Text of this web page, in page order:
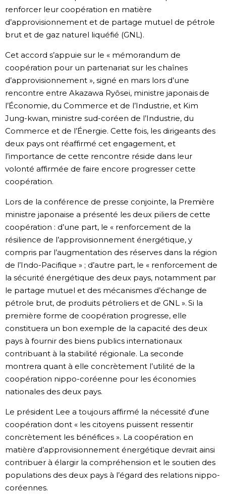
renforcer leur coopération en matière
d’approvisionnement et de partage mutuel de pétrole
brut et de gaz naturel liquéfié (GNL).
Cet accord s’appuie sur le « mémorandum de
coopération pour un partenariat sur les chaînes
d’approvisionnement », signé en mars lors d’une
rencontre entre Akazawa Ryôsei, ministre japonais de
l’Économie, du Commerce et de l’Industrie, et Kim
Jung-kwan, ministre sud-coréen de l’Industrie, du
Commerce et de l’Énergie. Cette fois, les dirigeants des
deux pays ont réaffirmé cet engagement, et
l’importance de cette rencontre réside dans leur
volonté affirmée de faire encore progresser cette
coopération.
Lors de la conférence de presse conjointe, la Première
ministre japonaise a présenté les deux piliers de cette
coopération : d’une part, le « renforcement de la
résilience de l’approvisionnement énergétique, y
compris par l’augmentation des réserves dans la région
de l’Indo-Pacifique » ; d’autre part, le « renforcement de
la sécurité énergétique des deux pays, notamment par
le partage mutuel et des mécanismes d’échange de
pétrole brut, de produits pétroliers et de GNL ». Si la
première forme de coopération progresse, elle
constituera un bon exemple de la capacité des deux
pays à fournir des biens publics internationaux
contribuant à la stabilité régionale. La seconde
montrera quant à elle concrètement l’utilité de la
coopération nippo-coréenne pour les économies
nationales des deux pays.
Le président Lee a toujours affirmé la nécessité d’une
coopération dont « les citoyens puissent ressentir
concrètement les bénéfices ». La coopération en
matière d’approvisionnement énergétique devrait ainsi
contribuer à élargir la compréhension et le soutien des
populations des deux pays à l’égard des relations nippo-
coréennes.